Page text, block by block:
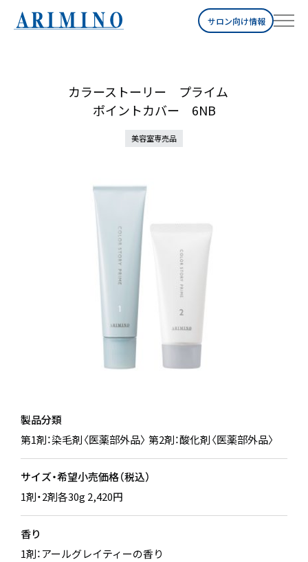
サロン向け情報
カラーストーリー プライム
ポイントカバー 6NB
美容室専売品
製品分類
第1剤：染毛剤〈医薬部外品〉 第2剤：酸化剤〈医薬部外品〉
サイズ・希望小売価格（税込）
1剤・2剤各30g 2,420円
香り
1剤：アールグレイティーの香り